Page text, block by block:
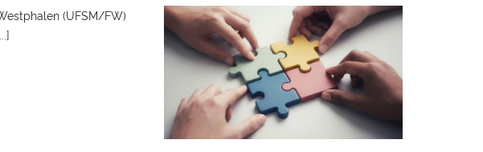
(UFSM/FW)